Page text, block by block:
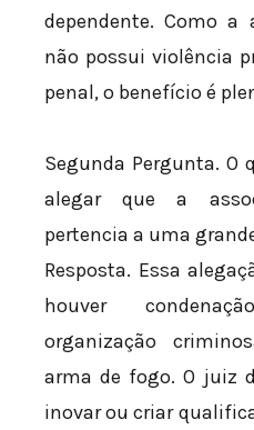
dependente. Como a
não possui violência
penal, o benefício é
Segunda Pergunta. O
alegar que a
pertencia a uma
Resposta. Essa
houver
organização
arma de fogo. O juiz
inovar ou criar